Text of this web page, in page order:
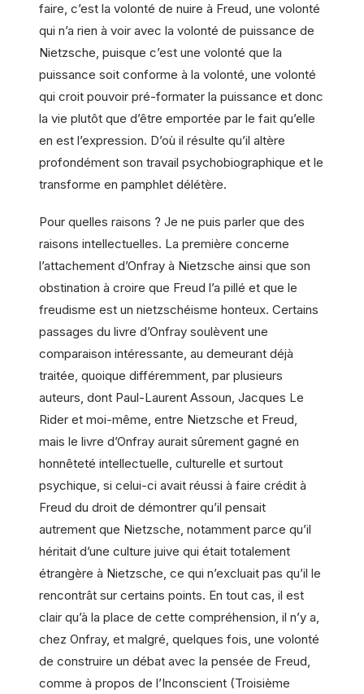
faire, c’est la volonté de nuire à Freud, une volonté
qui n’a rien à voir avec la volonté de puissance de
Nietzsche, puisque c’est une volonté que la
puissance soit conforme à la volonté, une volonté
qui croit pouvoir pré-formater la puissance et donc
la vie plutôt que d’être emportée par le fait qu’elle
en est l’expression. D’où il résulte qu’il altère
profondément son travail psychobiographique et le
transforme en pamphlet délétère.
Pour quelles raisons ? Je ne puis parler que des
raisons intellectuelles. La première concerne
l’attachement d’Onfray à Nietzsche ainsi que son
obstination à croire que Freud l’a pillé et que le
freudisme est un nietzschéisme honteux. Certains
passages du livre d’Onfray soulèvent une
comparaison intéressante, au demeurant déjà
traitée, quoique différemment, par plusieurs
auteurs, dont Paul-Laurent Assoun, Jacques Le
Rider et moi-même, entre Nietzsche et Freud,
mais le livre d’Onfray aurait sûrement gagné en
honnêteté intellectuelle, culturelle et surtout
psychique, si celui-ci avait réussi à faire crédit à
Freud du droit de démontrer qu’il pensait
autrement que Nietzsche, notamment parce qu’il
héritait d’une culture juive qui était totalement
étrangère à Nietzsche, ce qui n’excluait pas qu’il le
rencontrât sur certains points. En tout cas, il est
clair qu’à la place de cette compréhension, il n’y a,
chez Onfray, et malgré, quelques fois, une volonté
de construire un débat avec la pensée de Freud,
comme à propos de l’Inconscient (Troisième